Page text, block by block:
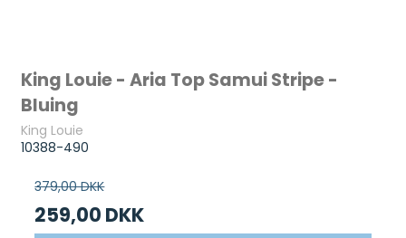
King Louie - Aria Top Samui Stripe -
Bluing
King Louie
10388-490
379,00 DKK
259,00 DKK